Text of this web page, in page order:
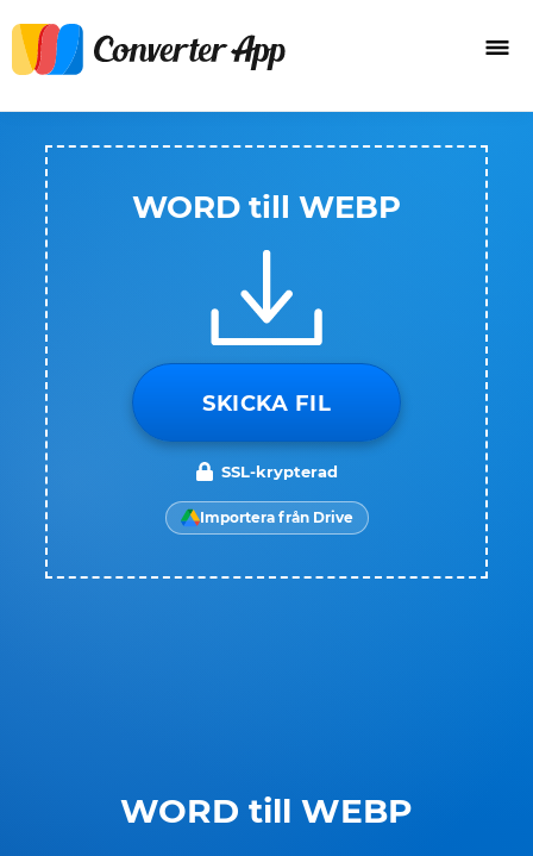
WORD till WEBP
WORD till WEBP
SKICKA FIL
SSL-krypterad
Importera från Drive